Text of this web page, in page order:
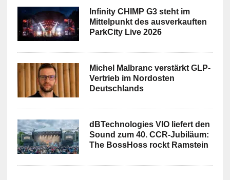
Infinity CHIMP G3 steht im
Mittelpunkt des ausverkauften
ParkCity Live 2026
Michel Malbranc verstärkt GLP-
Vertrieb im Nordosten
Deutschlands
dBTechnologies VIO liefert den
Sound zum 40. CCR-Jubiläum:
The BossHoss rockt Ramstein